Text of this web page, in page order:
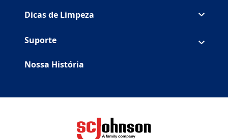
Dicas de Limpeza
Suporte
Nossa História